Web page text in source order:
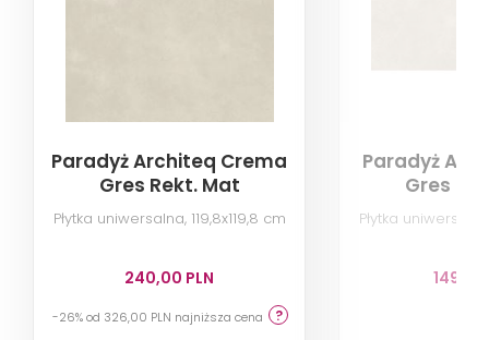
Paradyż Architeq Crema
Gres Rekt. Mat
Płytka uniwersalna, 119,8x119,8 cm
240,00 PLN
-26% od 326,00 PLN najniższa cena
Paradyż
Gres
Płytka
149,00